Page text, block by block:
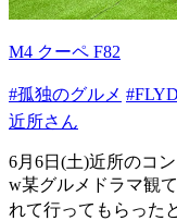
M4 クーペ F82
#孤独のグルメ
近所さん
6月6日(土)近所のコ
w某グルメドラマ観
れて行ってもらった